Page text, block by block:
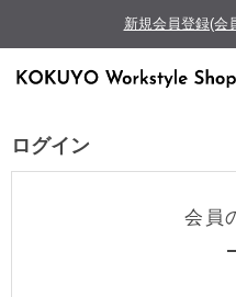
新規会員登録(会
ログイン
会員